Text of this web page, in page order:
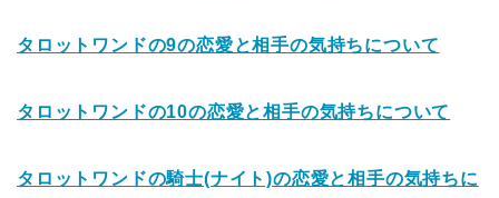
タロットワンドの9の恋愛と相手の気持ちについて
タロットワンドの10の恋愛と相手の気持ちについて
タロットワンドの騎士(ナイト)の恋愛と相手の気持ちに